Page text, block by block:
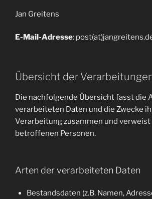
Jan Greitens
E-Mail-Adresse:
Übersicht der
Die nachfolgende Übersicht fasst die
verarbeiteten Daten und die Zwecke
Verarbeitung zusammen und verweist
betroffenen Personen.
Arten der verarbeiteten Daten
Bestandsdaten (z.B. Namen,